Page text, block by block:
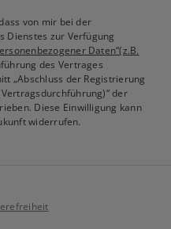
von mir bei der
Dienstes zur Verfügung
Daten“(z.B.
des Vertrages
„Abschluss der Registrierung
der
Diese Einwilligung kann
widerrufen.